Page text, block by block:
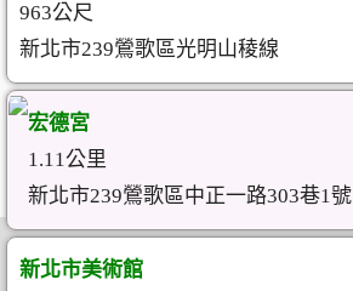
963公尺
新北市239鶯歌區光明山稜線
宏德宮
1.11公里
新北市239鶯歌區中正一路303巷1號
新北市美術館